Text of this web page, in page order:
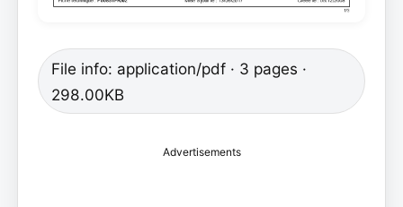
File info: application/pdf · 3 pages ·
298.00KB
Advertisements